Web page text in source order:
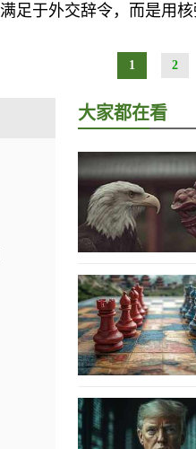
于外交辞令，而是用核
1 2
大家都在看